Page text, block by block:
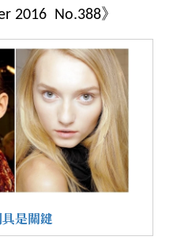
2016 No.388》
是關鍵